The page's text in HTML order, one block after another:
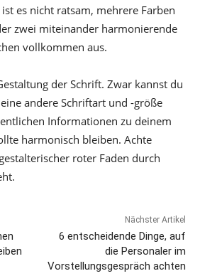
es nicht ratsam, mehrere Farben
zwei miteinander harmonierende
vollkommen aus.
der Schrift. Zwar kannst du
andere Schriftart und -größe
Informationen zu deinem
harmonisch bleiben. Achte
roter Faden durch
Nächster Artikel
6 entscheidende Dinge, auf
die Personaler im
Vorstellungsgespräch achten